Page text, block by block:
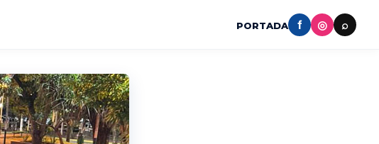
PORTADA f ◎ ⌕